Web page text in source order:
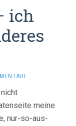
ich
meine
nur-so-aus-